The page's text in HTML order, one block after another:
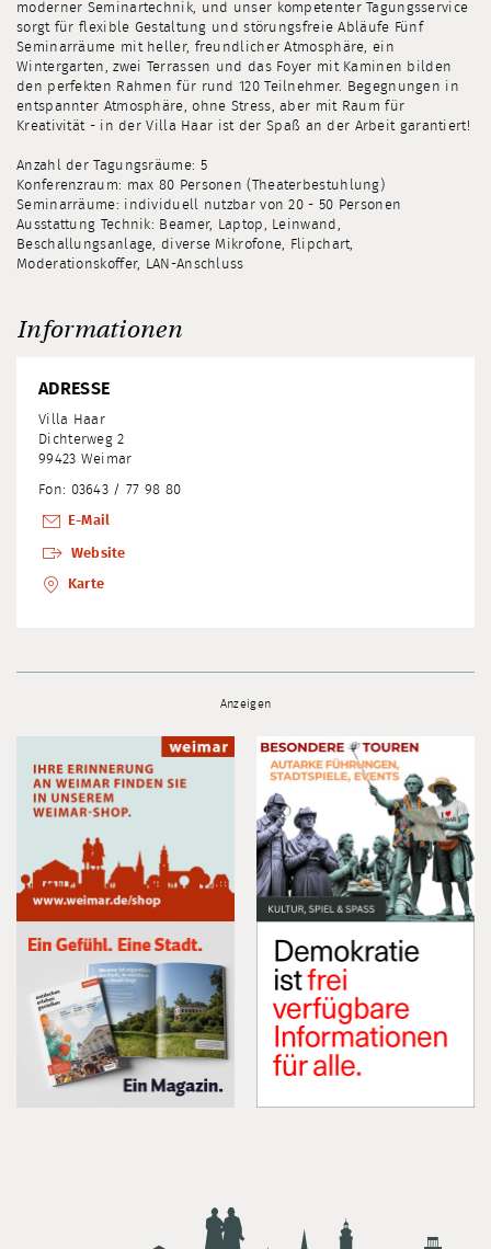
moderner Seminartechnik, und unser kompetenter Tagungsservice
sorgt für flexible Gestaltung und störungsfreie Abläufe Fünf
Seminarräume mit heller, freundlicher Atmosphäre, ein
Wintergarten, zwei Terrassen und das Foyer mit Kaminen bilden
den perfekten Rahmen für rund 120 Teilnehmer. Begegnungen in
entspannter Atmosphäre, ohne Stress, aber mit Raum für
Kreativität - in der Villa Haar ist der Spaß an der Arbeit garantiert!
Anzahl der Tagungsräume: 5
Konferenzraum: max 80 Personen (Theaterbestuhlung)
Seminarräume: individuell nutzbar von 20 - 50 Personen
Ausstattung Technik: Beamer, Laptop, Leinwand,
Beschallungsanlage, diverse Mikrofone, Flipchart,
Moderationskoffer, LAN-Anschluss
Informationen
ADRESSE
Villa Haar
Dichterweg 2
99423 Weimar
Fon: 03643 / 77 98 80
E-Mail
Website
Karte
Anzeigen